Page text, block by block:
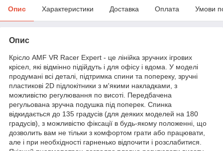
Опис Характеристики Доставка Оплата Умови
Опис
Крісло AMF VR Racer Expert - це лінійка зручних ігрових
крісел, які відмінно підійдуть і для офісу і вдома. У моделі
продумані всі деталі, підтримка спини та попереку, зручні
пластикові 2D підлокітники з м'якими накладками, з
можливістю регулювання по висоті. Передбачена
регульована зручна подушка під поперек. Спинка
відкидається до 135 градусів (для деяких моделей на 180
градусів), з можливістю фіксації в будь-якому положенні, що
дозволить вам не тільки з комфортом грати або працювати,
але і при необхідності гарненько відпочити і розслабитися.